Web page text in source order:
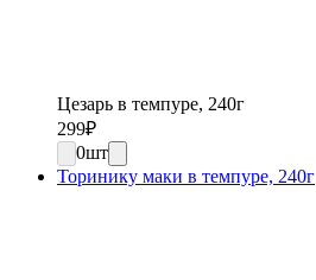
Цезарь в темпуре, 240г
299₽
0шт
Торинику маки в темпуре, 240г